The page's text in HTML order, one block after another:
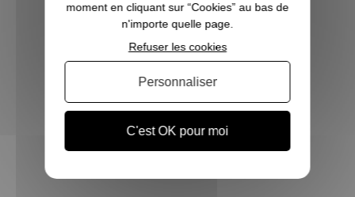
moment en cliquant sur “Cookies” au bas de
n'importe quelle page.
C'est OK pour moi
Refuser les cookies
Personnaliser